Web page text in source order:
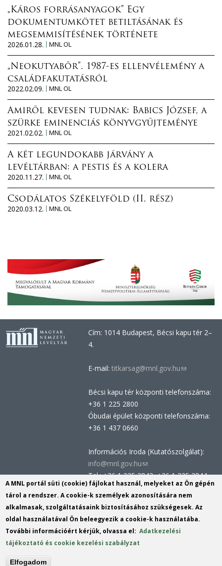
„Káros forrásanyagok” Egy
dokumentumkötet betiltásának és
megsemmisítésének története
2026.01.28.
MNL OL
„Neokutyabőr”. 1987-es ellenvélemény a
családfakutatásról
2022.02.09.
MNL OL
Amiről kevesen tudnak: Babics József, a
szürke eminenciás könyvgyűjteménye
2021.02.02.
MNL OL
A két legundokabb járvány a
levéltárban: a pestis és a kolera
2020.11.27.
MNL OL
Csodálatos Székelyföld (II. rész)
2020.03.12.
MNL OL
Cím: 1014 Budapest, Bécsi kapu tér 2–
4.
E-mail: titkarsag@mnl.gov.hu(link
e-
Bécsi kapu tér központi telefonszáma:
+36 1 225 2800
Óbudai épület központi telefonszáma:
+36 1 437 0660
Információs Iroda (Kutatószolgálat):
info@mnl.gov.hu(link
sends
e-
mail)
Tel.: +36 1 225 2843, +36 1 225 2844
Postacím: 1014 Budapest, Bécsi kapu
tér 2-4.
Felnőttképzési nyilvántartási szám:
B/2020/002162
Engedélyszám: E/2020/000419
A MNL portál süti (cookie) fájlokat használ, melyeket az Ön gépén
tárol a rendszer. A cookie-k személyek azonosítására nem
alkalmasak, szolgáltatásaink biztosításához szükségesek. Az
oldal használatával Ön beleegyezik a cookie-k használatába.
További információért kérjük, olvassa el:Adatkezelési
tájékoztató és cookie kezelési szabályzat
Elfogadom